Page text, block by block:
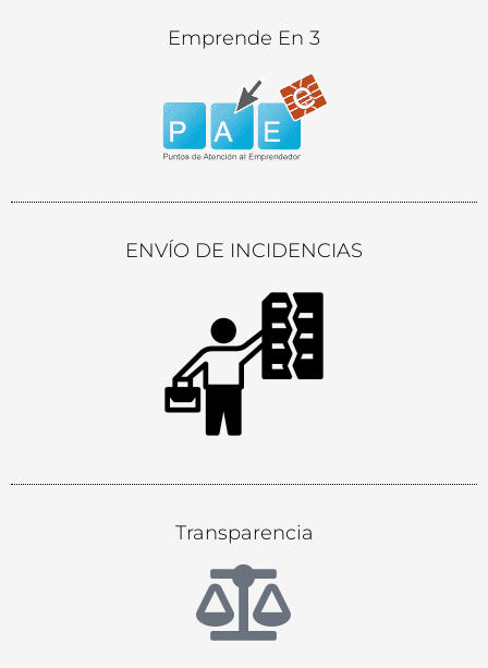
Emprende En 3
ENVÍO DE INCIDENCIAS
Transparencia